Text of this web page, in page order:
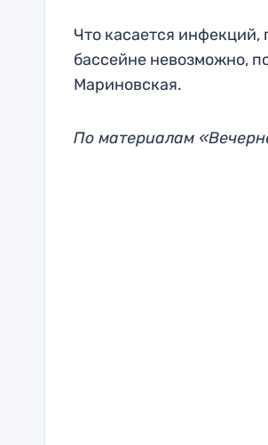
Что касается
бассейне невозможно,
Мариновская.
По материалам